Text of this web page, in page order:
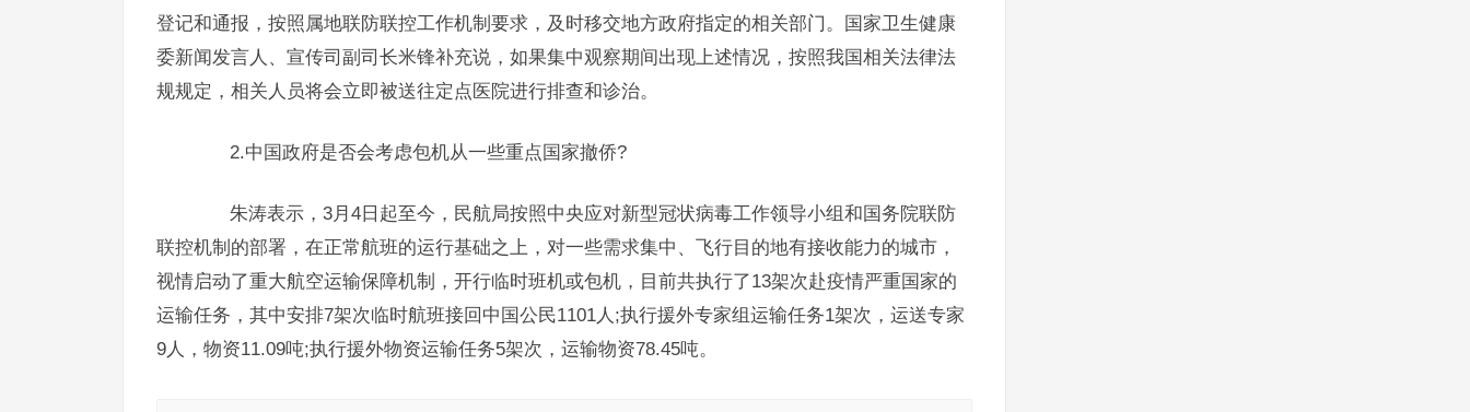
登记和通报，按照属地联防联控工作机制要求，及时移交地方政府指定的相关部门。国家卫生健康
委新闻发言人、宣传司副司长米锋补充说，如果集中观察期间出现上述情况，按照我国相关法律法
规规定，相关人员将会立即被送往定点医院进行排查和诊治。
2.中国政府是否会考虑包机从一些重点国家撤侨?
朱涛表示，3月4日起至今，民航局按照中央应对新型冠状病毒工作领导小组和国务院联防
联控机制的部署，在正常航班的运行基础之上，对一些需求集中、飞行目的地有接收能力的城市，
视情启动了重大航空运输保障机制，开行临时班机或包机，目前共执行了13架次赴疫情严重国家的
运输任务，其中安排7架次临时航班接回中国公民1101人;执行援外专家组运输任务1架次，运送专家
9人，物资11.09吨;执行援外物资运输任务5架次，运输物资78.45吨。